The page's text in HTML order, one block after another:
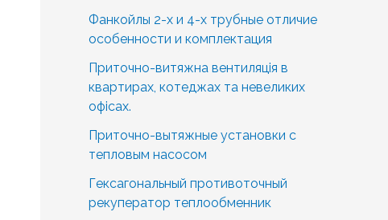
o
r
:
Фанкойлы 2-х и 4-х трубные отличие
особенности и комплектация
Приточно-витяжна вентиляція в
квартирах, котеджах та невеликих
офісах.
Приточно-вытяжные установки с
тепловым насосом
Гексагональный противоточный
рекуператор теплообменник